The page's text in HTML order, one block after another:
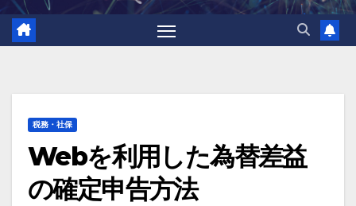
税務・社保
Webを利用した為替差益
の確定申告方法